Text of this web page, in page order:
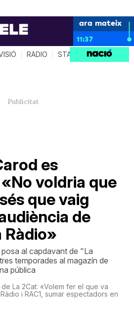
ara mateix
11:37
RÀDIO STAR SYSTEM
es
voldria que
que vaig
de
Ràdio»
al capdavant de "La
temporades al magazín de
pública
La 2Cat: «Volem fer el que va
i RAC1, sumar espectadors en